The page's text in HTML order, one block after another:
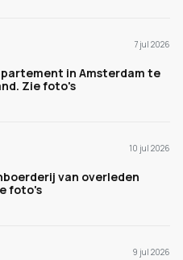
7 jul 2026
in Amsterdam te
Zie foto's
10 jul 2026
van overleden
foto's
9 jul 2026